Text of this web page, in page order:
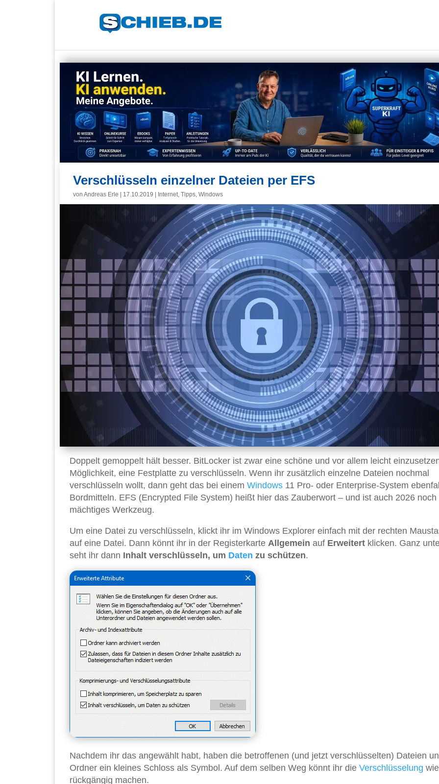
Verschlüsseln einzelner Dateien per EFS
von Andreas Erle 17.10.2019 Internet, Tipps, Windows
Doppelt gemoppelt hält besser. BitLocker ist zwar eine schöne und vor allem leicht
Möglichkeit, eine Festplatte zu verschlüsseln. Wenn ihr zusätzlich einzelne Dateien nochmal
verschlüsseln wollt, dann geht das bei einem Windows 11 Pro- oder Enterprise-System
Bordmitteln. EFS (Encrypted File System) heißt hier das Zauberwort – und ist auch 2026 noch
mächtiges Werkzeug.
Um eine Datei zu verschlüsseln, klickt ihr im Windows Explorer einfach mit der rechten
auf eine Datei. Dann könnt ihr in der Registerkarte Allgemein auf Erweitert klicken. Ganz
seht ihr dann Inhalt verschlüsseln, um Daten zu schützen.
Nachdem ihr das angewählt habt, haben die betroffenen (und jetzt verschlüsselten) Dateien
Ordner ein kleines Schloss als Symbol. Auf dem selben Weg könnt ihr die Verschlüsselung
rückgängig machen.